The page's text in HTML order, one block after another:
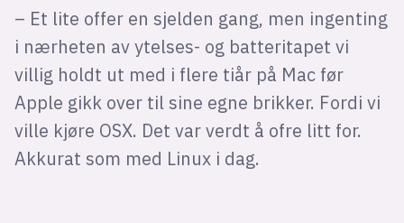
– Et lite offer en sjelden gang, men ingenting
i nærheten av ytelses- og batteritapet vi
villig holdt ut med i flere tiår på Mac før
Apple gikk over til sine egne brikker. Fordi vi
ville kjøre OSX. Det var verdt å ofre litt for.
Akkurat som med Linux i dag.